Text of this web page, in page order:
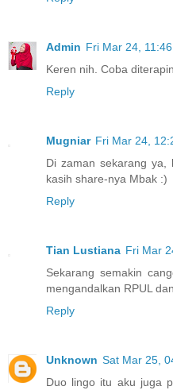
Admin Fri Mar 24,
Keren nih. Coba
Reply
Mugniar Fri Mar 24,
Di zaman sekarang ya,
kasih share-nya Mbak :)
Reply
Tian Lustiana Fri Mar
Sekarang semakin
mengandalkan RPUL dan
Reply
Unknown Sat Mar 25,
Duo lingo itu aku juga